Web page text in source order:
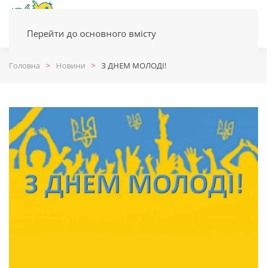
Перейти до основного вмісту
Головна Новини З ДНЕМ МОЛОДІ!